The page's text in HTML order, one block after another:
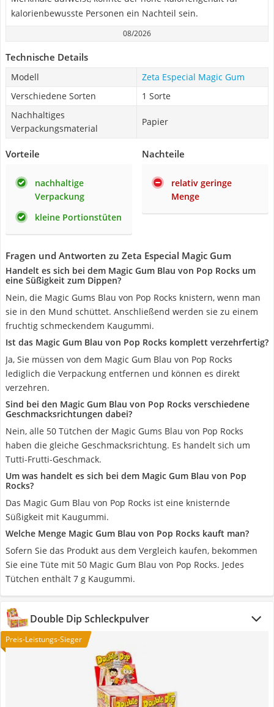
kalorienbewusste Personen ein Nachteil sein.
08/2026
Technische Details
Modell
Zeta Especial Magic Gum
Verschiedene Sorten
1 Sorte
Nachhaltiges
Verpackungsmaterial
Papier
Vorteile
nachhaltige
Verpackung
kleine Portionstüten
Nachteile
relativ geringe
Menge
Fragen und Antworten zu Zeta Especial Magic Gum
Handelt es sich bei dem Magic Gum Blau von Pop Rocks um
eine Süßigkeit zum Dippen?
Nein, die Magic Gums Blau von Pop Rocks knistern, wenn man
sie in den Mund schüttet. Anschließend werden sie zu einem
fruchtig schmeckendem Kaugummi.
Ist das Magic Gum Blau von Pop Rocks komplett verzehrfertig?
Ja, Sie müssen von dem Magic Gum Blau von Pop Rocks
lediglich die Verpackung entfernen und können es direkt
verzehren.
Sind bei den Magic Gum Blau von Pop Rocks verschiedene
Geschmacksrichtungen dabei?
Nein, alle 50 Tütchen der Magic Gums Blau von Pop Rocks
haben die gleiche Geschmacksrichtung. Es handelt sich um
Tutti-Frutti-Geschmack.
Um was handelt es sich bei dem Magic Gum Blau von Pop
Rocks?
Das Magic Gum Blau von Pop Rocks ist eine knisternde
Süßigkeit mit Kaugummi.
Welche Menge Magic Gum Blau von Pop Rocks kauft man?
Sofern Sie das Produkt aus dem Vergleich kaufen, bekommen
Sie eine Tüte mit 50 Magic Gum Blau von Pop Rocks. Jedes
Tütchen enthält 7 g Kaugummi.
Double Dip Schleckpulver
Preis-Leistungs-Sieger